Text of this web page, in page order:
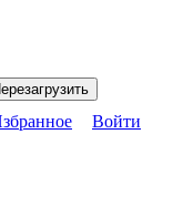
Войти